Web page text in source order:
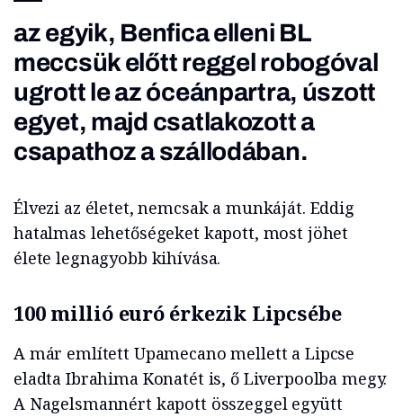
az egyik, Benfica elleni BL
meccsük előtt reggel robogóval
ugrott le az óceánpartra, úszott
egyet, majd csatlakozott a
csapathoz a szállodában.
Élvezi az életet, nemcsak a munkáját. Eddig
hatalmas lehetőségeket kapott, most jöhet
élete legnagyobb kihívása.
100 millió euró érkezik Lipcsébe
A már említett Upamecano mellett a Lipcse
eladta Ibrahima Konatét is, ő Liverpoolba megy.
A Nagelsmannért kapott összeggel együtt